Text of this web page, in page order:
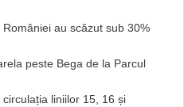
au scăzut sub 30%
peste Bega de la Parcul
liniilor 15, 16 și